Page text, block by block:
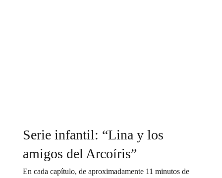
Serie infantil: “Lina y los
amigos del Arcoíris”
En cada capítulo, de aproximadamente 11 minutos de